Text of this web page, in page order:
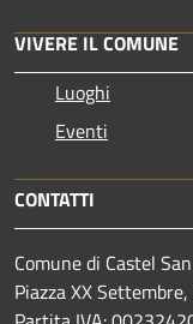
VIVERE IL COMUNE
Luoghi
Eventi
CONTATTI
Comune di Castel
Piazza XX